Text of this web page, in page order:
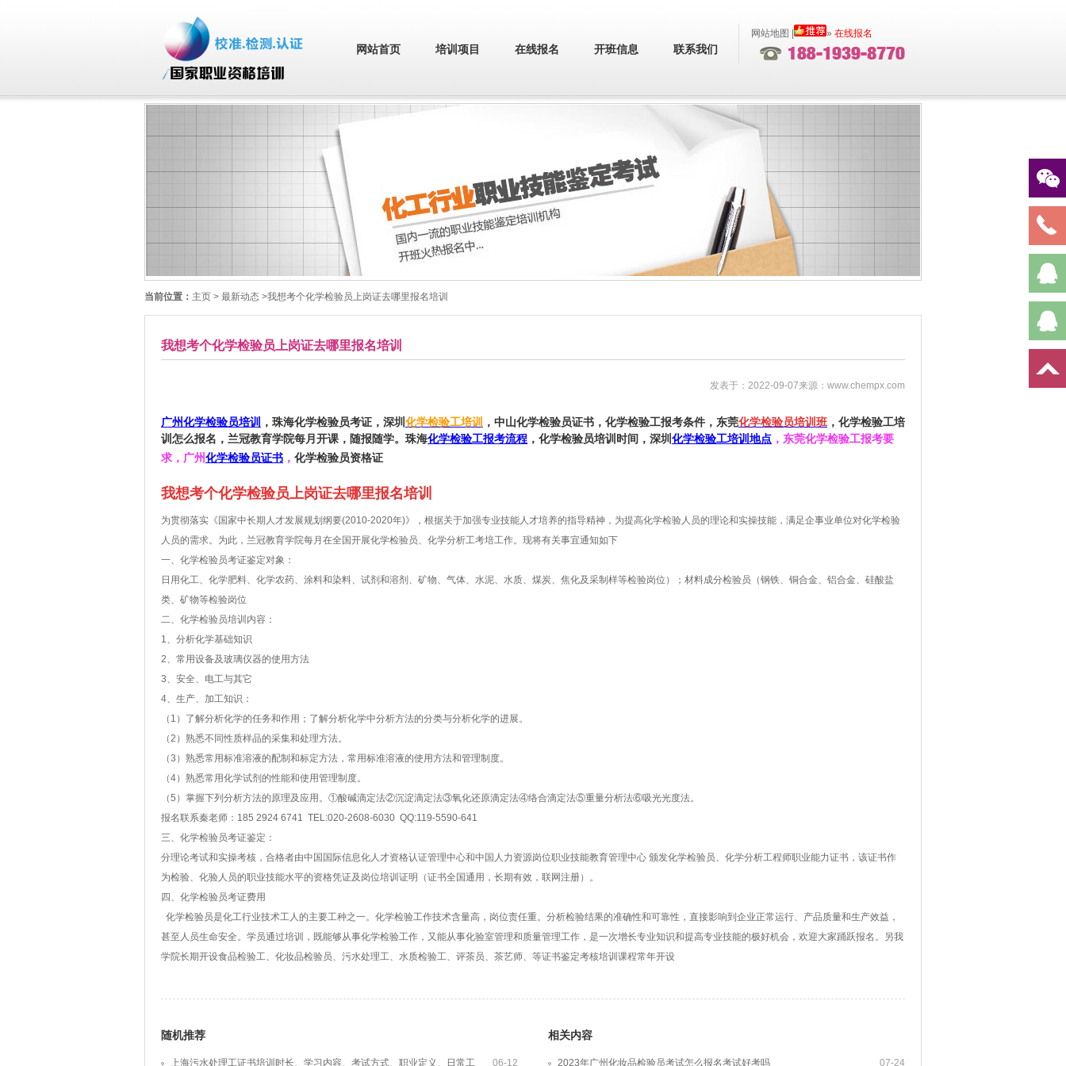
网站首页 培训项目 在线报名 开班信息 联系我们
网站地图 » 在线报名
当前位置： 主页 > 最新动态 >我想考个化学检验员上岗证去哪里报名培训
我想考个化学检验员上岗证去哪里报名培训
发表于：2022-09-07来源：www.chempx.com
广州化学检验员培训 ，珠海化学检验员考证，深圳 化学检验工培训 ，中山化学检验员证书，化学检验工报考条件，东莞化学检验员培训班 ，化学检验工培
训怎么报名，兰冠教育学院每月开课，随报随学。珠海化学检验工报考流程 ，化学检验员培训时间，深圳 化学检验工培训地点 ，东莞化学检验工报考要
求，广州化学检验员证书 ， 化学检验员资格证
我想考个化学检验员上岗证去哪里报名培训
为贯彻落实《国家中长期人才发展规划纲要(2010-2020年)》，根据关于加强专业技能人才培养的指导精神，为提高化学检验人员的理论和实操技能，满足企事业单位对化学检验
人员的需求。为此，兰冠教育学院每月在全国开展化学检验员、化学分析工考培工作。现将有关事宜通知如下
一、化学检验员考证鉴定对象：
日用化工、化学肥料、化学农药、涂料和染料、试剂和溶剂、矿物、气体、水泥、水质、煤炭、焦化及采制样等检验岗位）；材料成分检验员（钢铁、铜合金、铝合金、硅酸盐
类、矿物等检验岗位
二、化学检验员培训内容：
1、分析化学基础知识
2、常用设备及玻璃仪器的使用方法
3、安全、电工与其它
4、生产、加工知识：
（1）了解分析化学的任务和作用；了解分析化学中分析方法的分类与分析化学的进展。
（2）熟悉不同性质样品的采集和处理方法。
（3）熟悉常用标准溶液的配制和标定方法，常用标准溶液的使用方法和管理制度。
（4）熟悉常用化学试剂的性能和使用管理制度。
（5）掌握下列分析方法的原理及应用。①酸碱滴定法②沉淀滴定法③氧化还原滴定法④络合滴定法⑤重量分析法⑥吸光光度法。
报名联系秦老师：185 2924 6741 TEL:020-2608-6030 QQ:119-5590-641
三、化学检验员考证鉴定：
分理论考试和实操考核，合格者由中国国际信息化人才资格认证管理中心和中国人力资源岗位职业技能教育管理中心 颁发化学检验员、化学分析工程师职业能力证书，该证书作
为检验、化验人员的职业技能水平的资格凭证及岗位培训证明（证书全国通用，长期有效，联网注册）。
四、化学检验员考证费用
化学检验员是化工行业技术工人的主要工种之一。化学检验工作技术含量高，岗位责任重。分析检验结果的准确性和可靠性，直接影响到企业正常运行、产品质量和生产效益，
甚至人员生命安全。学员通过培训，既能够从事化学检验工作，又能从事化验室管理和质量管理工作，是一次增长专业知识和提高专业技能的极好机会，欢迎大家踊跃报名。另我
学院长期开设食品检验工、化妆品检验员、污水处理工、水质检验工、评茶员、茶艺师、等证书鉴定考核培训课程常年开设
随机推荐
06-12
上海污水处理工证书培训时长、学习内容、考试方式、职业定义、日常工
相关内容
07-24
2023年广州化妆品检验员考试怎么报名考试好考吗